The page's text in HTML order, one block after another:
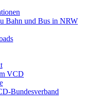
Bahn und Bus in NRW
VCD
Bundesverband